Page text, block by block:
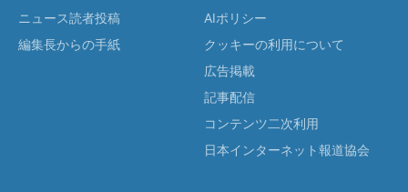
ニュース読者投稿
編集長からの手紙
AIポリシー
クッキーの利用について
広告掲載
記事配信
コンテンツ二次利用
日本インターネット報道協会